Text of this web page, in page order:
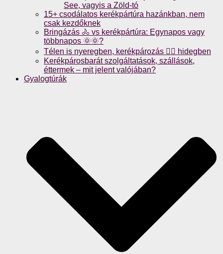
See, vagyis a Zöld-tó
15+ csodálatos kerékpártúra hazánkban, nem
csak kezdőknek
Bringázás 🚴 vs kerékpártúra: Egynapos vagy
többnapos 🌞🌞?
Télen is nyeregben, kerékpározás 🚴‍♀️ hidegben
Kerékpárosbarát szolgáltatások, szállások,
éttermek – mit jelent valójában?
Gyalogtúrák